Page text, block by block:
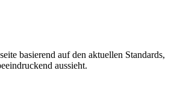
basierend auf den aktuellen Standards,
aussieht.